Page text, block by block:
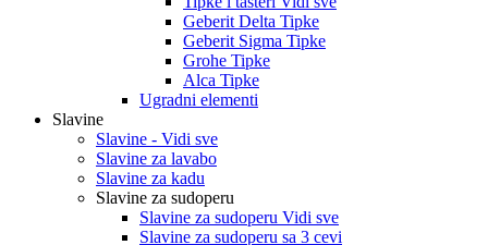
Geberit Delta Tipke
Geberit Sigma Tipke
Grohe Tipke
Alca Tipke
Ugradni elementi
Slavine
Slavine - Vidi sve
Slavine za lavabo
Slavine za kadu
Slavine za sudoperu
Slavine za sudoperu Vidi sve
Slavine za sudoperu sa 3 cevi